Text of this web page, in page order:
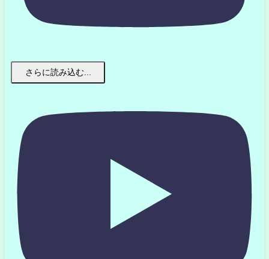
さらに読み込む...